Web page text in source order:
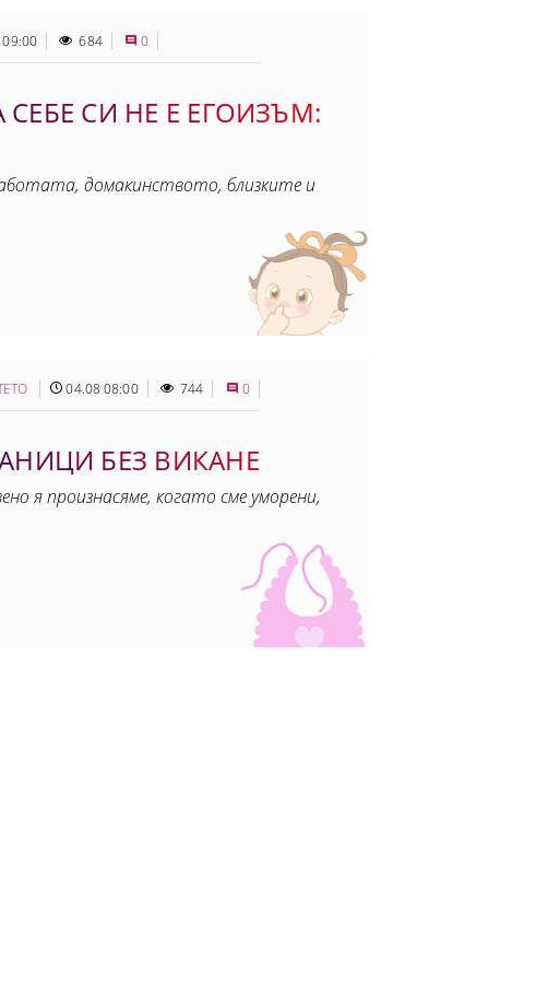
684 0
СЕБЕ СИ НЕ Е ЕГОИЗЪМ:
домакинството, близките и
04.08 08:00 744 0
БЕЗ ВИКАНЕ
я произнасяме, когато сме уморени,